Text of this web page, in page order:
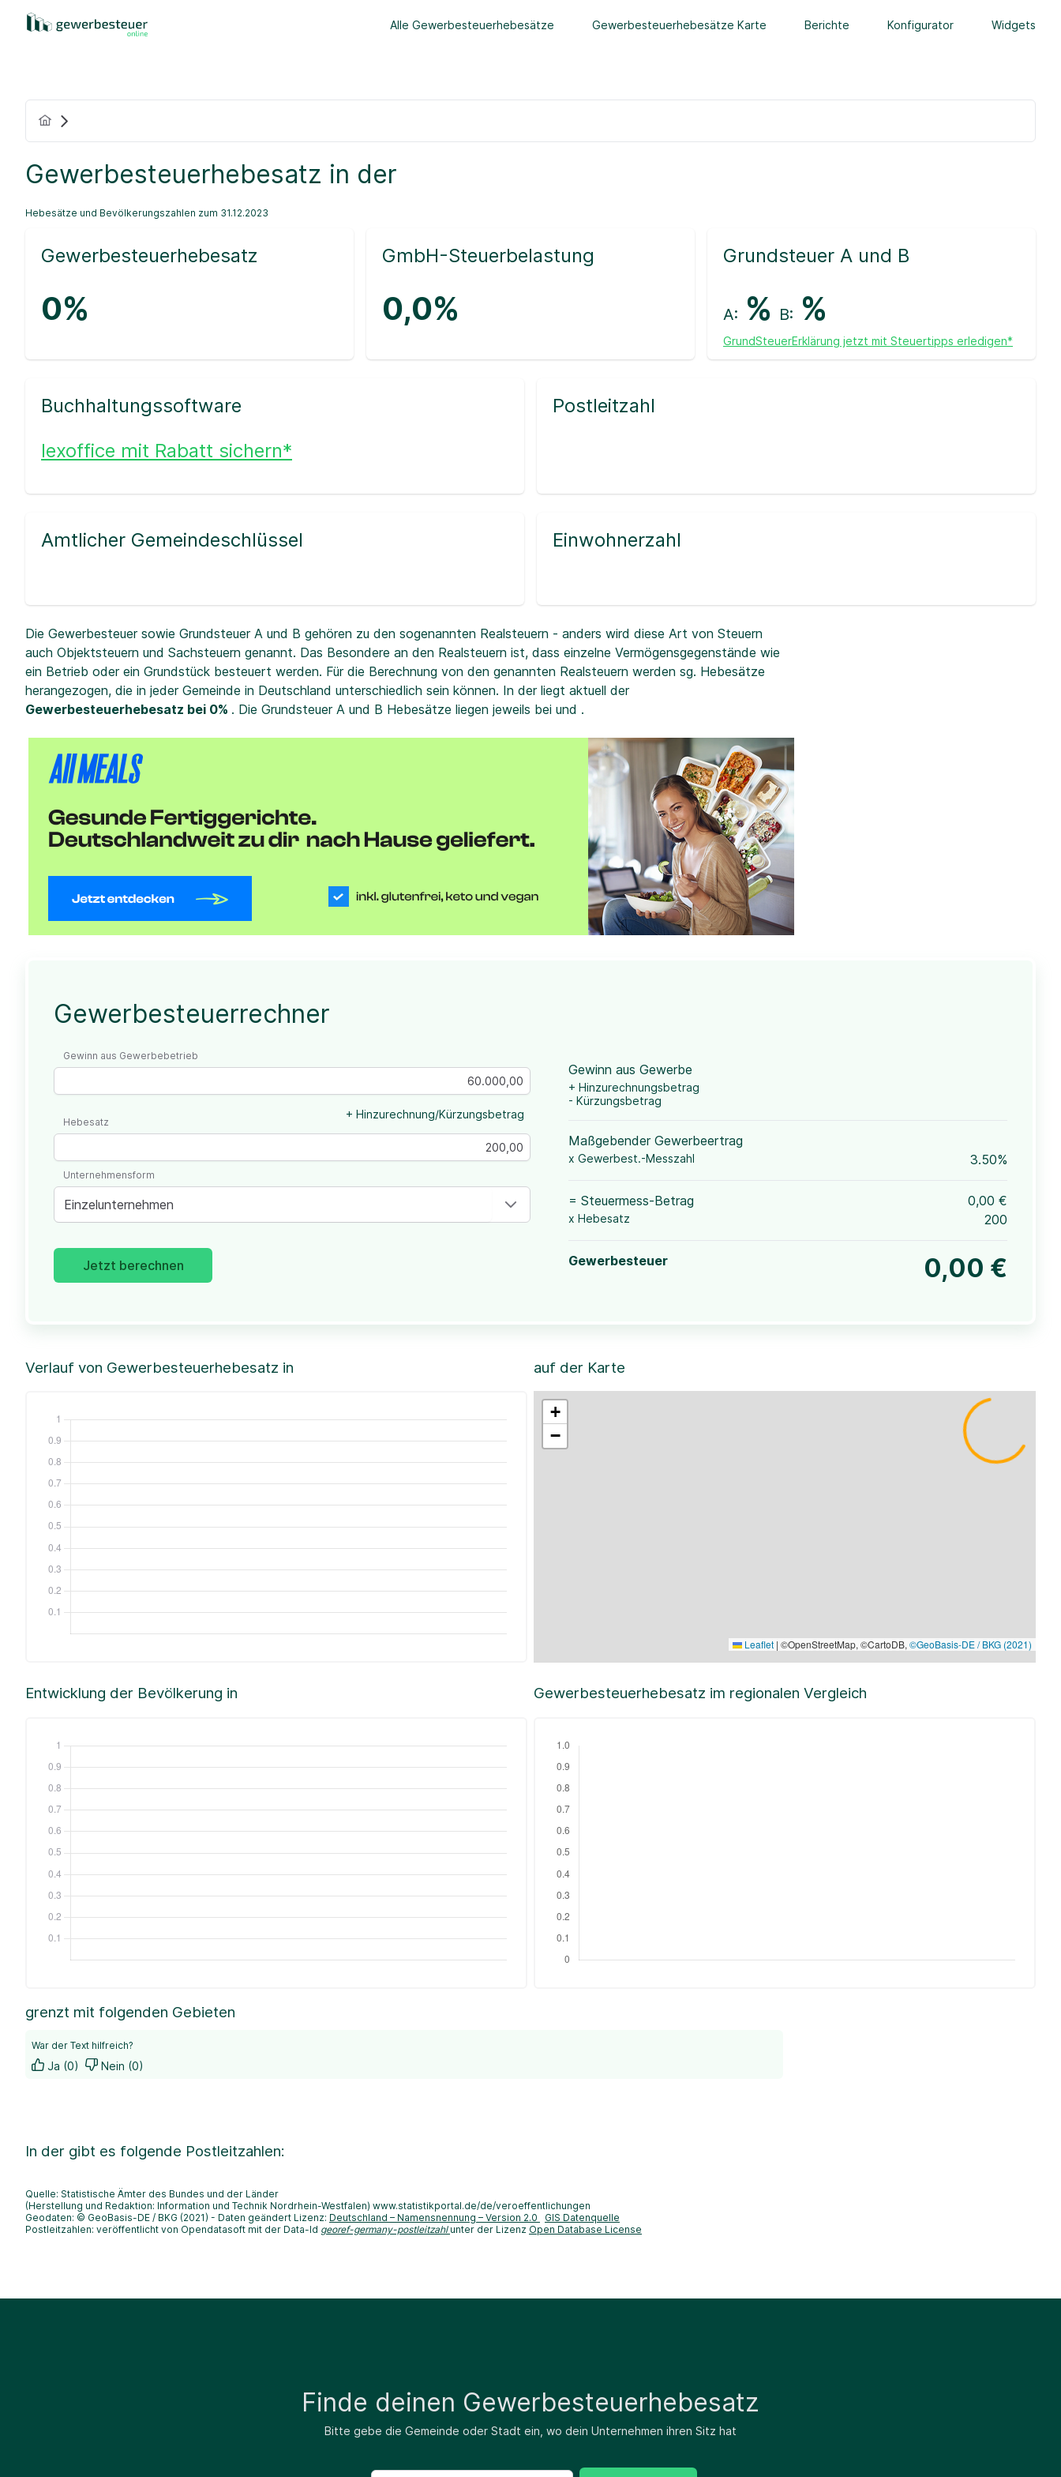
Alle Gewerbesteuerhebesätze Gewerbesteuerhebesätze Karte Berichte Konfigurator Widgets
Gewerbesteuerhebesatz in der
Hebesätze und Bevölkerungszahlen zum 31.12.2023
Gewerbesteuerhebesatz
0%
GmbH-Steuerbelastung
0,0%
Grundsteuer A und B
A: % B: %
GrundSteuerErklärung jetzt mit Steuertipps erledigen*
Buchhaltungssoftware
lexoffice mit Rabatt sichern*
Postleitzahl
Amtlicher Gemeindeschlüssel Einwohnerzahl
Die Gewerbesteuer sowie Grundsteuer A und B gehören zu den sogenannten Realsteuern - anders wird diese Art von Steuern
auch Objektsteuern und Sachsteuern genannt. Das Besondere an den Realsteuern ist, dass einzelne Vermögensgegenstände wie
ein Betrieb oder ein Grundstück besteuert werden. Für die Berechnung von den genannten Realsteuern werden sg. Hebesätze
herangezogen, die in jeder Gemeinde in Deutschland unterschiedlich sein können. In der liegt aktuell der
Gewerbesteuerhebesatz bei 0% . Die Grundsteuer A und B Hebesätze liegen jeweils bei und .
Gewerbesteuerrechner
Gewinn aus Gewerbebetrieb
+ Hinzurechnung/Kürzungsbetrag
Hebesatz
Einzelunternehmen
Unternehmensform
Jetzt berechnen
Gewinn aus Gewerbe
+ Hinzurechnungsbetrag
- Kürzungsbetrag
Maßgebender Gewerbeertrag
x Gewerbest.-Messzahl 3.50%
= Steuermess-Betrag 0,00 €
x Hebesatz 200
Gewerbesteuer 0,00 €
Verlauf von Gewerbesteuerhebesatz in auf der Karte
+
−
Leaflet | ©OpenStreetMap, ©CartoDB, ©GeoBasis-DE / BKG (2021)
Entwicklung der Bevölkerung in Gewerbesteuerhebesatz im regionalen Vergleich
grenzt mit folgenden Gebieten
War der Text hilfreich?
Ja (0) Nein (0)
In der gibt es folgende Postleitzahlen:
Quelle: Statistische Ämter des Bundes und der Länder
(Herstellung und Redaktion: Information und Technik Nordrhein-Westfalen) www.statistikportal.de/de/veroeffentlichungen
Geodaten: © GeoBasis-DE / BKG (2021) - Daten geändert Lizenz: Deutschland – Namensnennung – Version 2.0
GIS Datenquelle
Postleitzahlen: veröffentlicht von Opendatasoft mit der Data-Id georef-germany-postleitzahl unter der Lizenz Open Database License
Finde deinen Gewerbesteuerhebesatz
Bitte gebe die Gemeinde oder Stadt ein, wo dein Unternehmen ihren Sitz hat